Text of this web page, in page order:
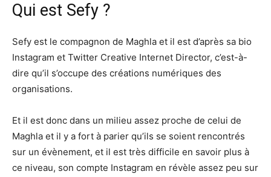
Qui est Sefy ?
Sefy est le compagnon de Maghla et il est d’après sa bio
Instagram et Twitter Creative Internet Director, c’est-à-
dire qu’il s’occupe des créations numériques des
organisations.
Et il est donc dans un milieu assez proche de celui de
Maghla et il y a fort à parier qu’ils se soient rencontrés
sur un évènement, et il est très difficile en savoir plus à
ce niveau, son compte Instagram en révèle assez peu sur